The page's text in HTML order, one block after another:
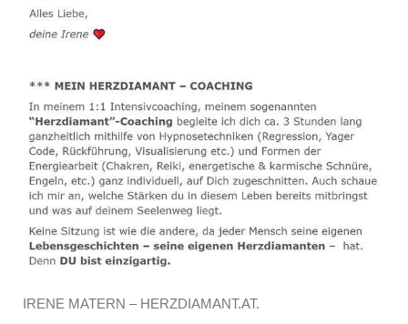
IRENE MATERN – HERZDIAMANT.AT.